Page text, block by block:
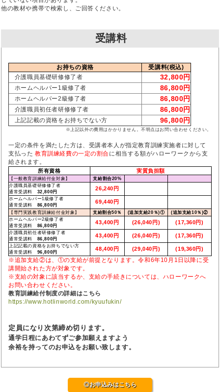
他の教材や携帯で検索し、ご回答ください。
受講料
お持ちの資格
受講料(税込)
介護職員基礎研修修了者
32,800円
ホームヘルパー1級修了者 86,800円
ホームヘルパー2級修了者 86,800円
介護職員初任者研修修了者 86,800円
上記記載の資格をお持ちでない方 96,800円
※上記以外の費用はかかりません。不明点はお問い合わせください。
一定の条件を満たした方は、受講者本人が指定教育訓練実施者に対して
支払った 教育訓練経費の一定の割合に相当する額がハローワークから支
給されます。
所有資格 実質負担額
【一般教育訓練給付金対象】 支給割合20%
介護職員基礎研修修了者
通常受講料 32,800円
26,240円
ホームヘルパー1級修了者
通常受講料 86,800円
69,440円
【専門実践教育訓練給付金対象】 支給割合50％ (追加支給20％)① (追加支給10％)②
ホームヘルパー2級修了者
通常受講料 86,800円
43,400円 (26,040円) (17,360円)
介護職員初任者研修修了者
通常受講料 86,800円
43,400円 (26,040円) (17,360円)
上記記載の資格をお持ちでない方
通常受講料 96,800円
48,400円 (29,040円) (19,360円)
※追加支給②は、①の支給が前提となります。令和6年10月1日以降に受
講開始された方が対象です。
※支給の対象に該当するか、支給の手続きについては、ハローワークへ
お問い合わせください。
教育訓練給付制度の詳細はこちら
https://www.hotlinworld.com/kyuufukin/
定員になり次第締め切ります。
通学日程にあわてずご参加願えますよう
余裕を持ってのお申込をお願い致します。
◎お申込みはこちら